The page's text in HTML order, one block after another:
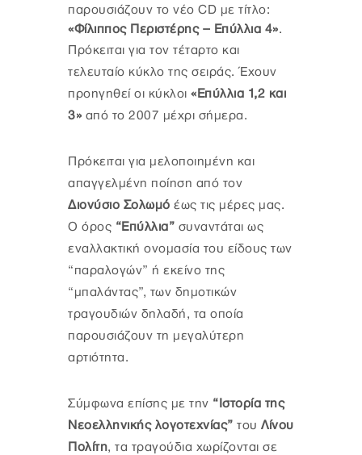
παρουσιάζουν το νέο CD με τίτλο:
«Φίλιππος Περιστέρης – Επύλλια 4».
Πρόκειται για τον τέταρτο και
τελευταίο κύκλο της σειράς. Έχουν
προηγηθεί οι κύκλοι «Επύλλια 1,2 και
3» από το 2007 μέχρι σήμερα.
Πρόκειται για μελοποιημένη και
απαγγελμένη ποίηση από τον
Διονύσιο Σολωμό έως τις μέρες μας.
Ο όρος “Επύλλια” συναντάται ως
εναλλακτική ονομασία του είδους των
“παραλογών” ή εκείνο της
“μπαλάντας”, των δημοτικών
τραγουδιών δηλαδή, τα οποία
παρουσιάζουν τη μεγαλύτερη
αρτιότητα.
Σύμφωνα επίσης με την “Ιστορία της
Νεοελληνικής λογοτεχνίας” του Λίνου
Πολίτη, τα τραγούδια χωρίζονται σε